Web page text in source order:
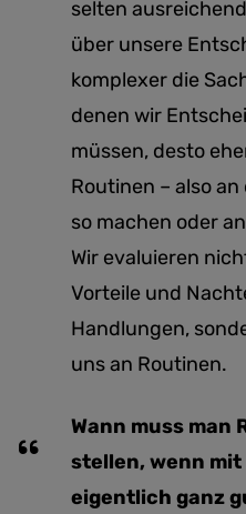
selten
über unsere
komplexer die
denen wir
müssen, desto
Routinen – also
so machen oder
Wir evaluieren
Vorteile und
Handlungen,
uns an Routinen.
Wann muss man
stellen, wenn
eigentlich ganz